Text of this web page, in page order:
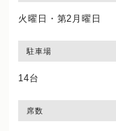
火曜日・第2月曜日
駐車場
14台
席数